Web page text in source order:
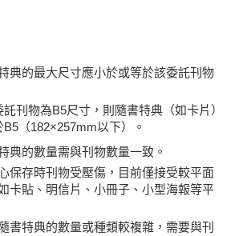
典的最大尺寸應小於或等於該委託刊物
託刊物為B5尺寸，則隨書特典（如卡片）
（182×257mm以下）。
典的數量需與刊物數量一致。
保存時刊物受壓傷，目前僅接受較平面
卡貼、明信片、小冊子、小型海報等平
書特典的數量或種類較複雜，需要與刊